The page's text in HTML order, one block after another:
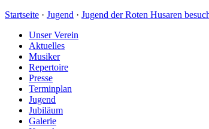
Startseite · Jugend · Jugend der Roten Husaren
Unser Verein
Aktuelles
Musiker
Repertoire
Presse
Terminplan
Jugend
Jubiläum
Galerie